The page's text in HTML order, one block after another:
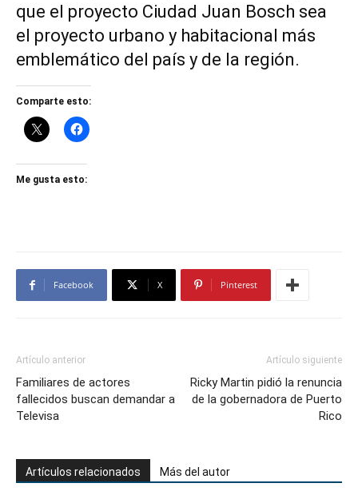
que el proyecto Ciudad Juan Bosch sea
el proyecto urbano y habitacional más
emblemático del país y de la región.
Comparte esto:
Me gusta esto:
Facebook X Pinterest
Artículo anterior
Familiares de actores
fallecidos buscan demandar a
Televisa
Artículo siguiente
Ricky Martin pidió la renuncia
de la gobernadora de Puerto
Rico
Artículos relacionados Más del autor